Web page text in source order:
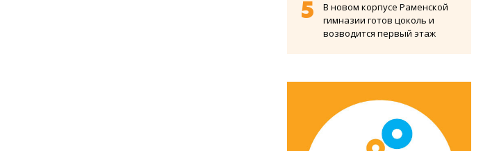
В новом корпусе Раменской
гимназии готов цоколь и
возводится первый этаж